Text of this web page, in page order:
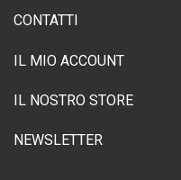
CONTATTI
IL MIO ACCOUNT
IL NOSTRO STORE
NEWSLETTER